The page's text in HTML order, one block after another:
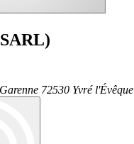
72530 Yvré l'Évêque